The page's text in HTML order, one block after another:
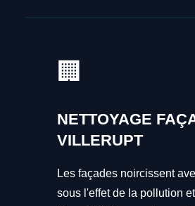
🏢
NETTOYAGE
VILLERUPT
Les façades noircissent
sous l'effet de la pollution